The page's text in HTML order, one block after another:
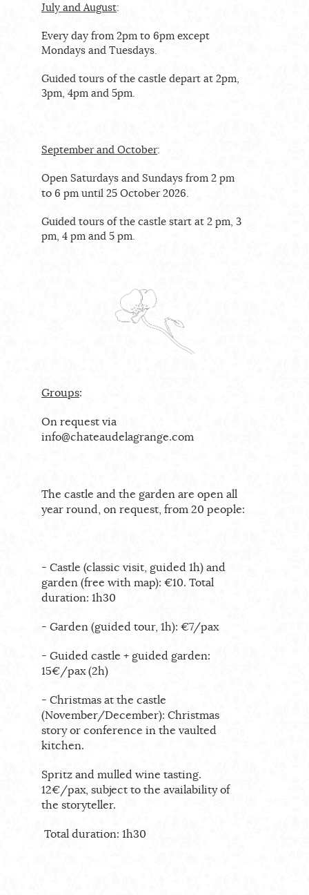
July and August:
Every day from 2pm to 6pm except
Mondays and Tuesdays.
Guided tours of the castle depart at 2pm,
3pm, 4pm and 5pm.
September and October:
Open Saturdays and Sundays from 2 pm
to 6 pm until 25 October 2026.
Guided tours of the castle start at 2 pm, 3
pm, 4 pm and 5 pm.
Groups:
On request via
info@chateaudelagrange.com
The castle and the garden are open all
year round, on request, from 20 people:
- Castle (classic visit, guided 1h) and
garden (free with map): €10. Total
duration: 1h30
- Garden (guided tour, 1h): €7/pax
- Guided castle + guided garden:
15€/pax (2h)
- Christmas at the castle
(November/December): Christmas
story or conference in the vaulted
kitchen.
Spritz and mulled wine tasting.
12€/pax, subject to the availability of
the storyteller.
Total duration: 1h30